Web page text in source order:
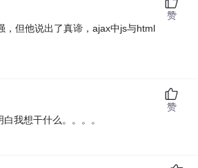
，但他说出了真谛，ajax中js与html
赞
我想干什么。。。。
赞